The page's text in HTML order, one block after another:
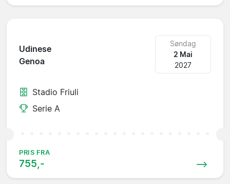
Udinese
Genoa
Søndag
2 Mai
2027
Stadio Friuli
Serie A
PRIS FRA
755,-